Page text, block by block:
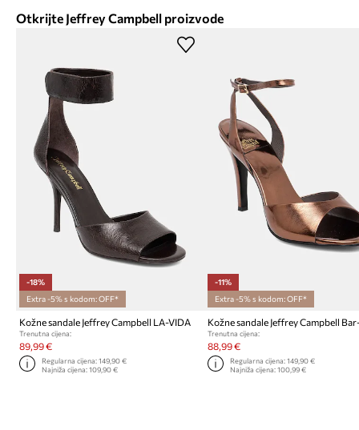
Otkrijte Jeffrey Campbell proizvode
-18%
Extra -5% s kodom: OFF*
Kožne sandale Jeffrey Campbell LA-VIDA
Trenutna cijena:
89,99 €
Regularna cijena:149,90 €
Najniža cijena:109,90 €
-11%
Extra -5% s kodom: OFF*
Kožne sandale Jeffrey Campbell
Trenutna cijena:
88,99 €
Regularna cijena: 149,90 €
Najniža cijena: 100,99 €